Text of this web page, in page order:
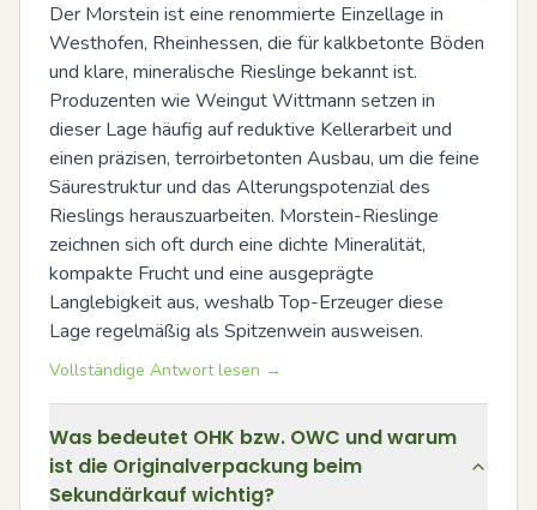
Der Morstein ist eine renommierte Einzellage in
Westhofen, Rheinhessen, die für kalkbetonte Böden
und klare, mineralische Rieslinge bekannt ist.
Produzenten wie Weingut Wittmann setzen in
dieser Lage häufig auf reduktive Kellerarbeit und
einen präzisen, terroirbetonten Ausbau, um die feine
Säurestruktur und das Alterungspotenzial des
Rieslings herauszuarbeiten. Morstein-Rieslinge
zeichnen sich oft durch eine dichte Mineralität,
kompakte Frucht und eine ausgeprägte
Langlebigkeit aus, weshalb Top-Erzeuger diese
Lage regelmäßig als Spitzenwein ausweisen.
Vollständige Antwort lesen →
Was bedeutet OHK bzw. OWC und warum
ist die Originalverpackung beim
Sekundärkauf wichtig?